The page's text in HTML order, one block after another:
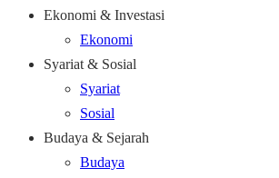
Ekonomi & Investasi
Ekonomi
Syariat & Sosial
Syariat
Sosial
Budaya & Sejarah
Budaya